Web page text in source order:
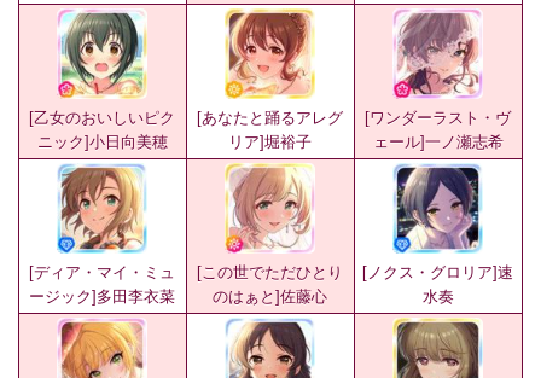
[乙女のおいしいピク
ニック]小日向美穂
[あなたと踊るアレグ
リア]堀裕子
[ワンダーラスト・ヴ
ェール]一ノ瀬志希
[ディア・マイ・ミュ
ージック]多田李衣菜
[この世でただひとり
のはぁと]佐藤心
[ノクス・グロリア]速
水奏